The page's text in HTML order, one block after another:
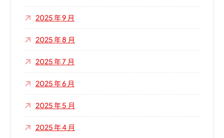
2025 年 9 月
2025 年 8 月
2025 年 7 月
2025 年 6 月
2025 年 5 月
2025 年 4 月